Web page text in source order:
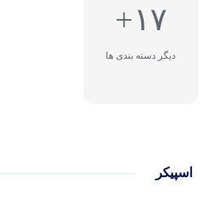
۱۷+
دیگر دسته بندی ها
اسپیکر